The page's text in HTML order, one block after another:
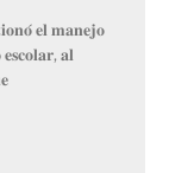
𝐞𝐥 𝐦𝐚𝐧𝐞𝐣𝐨
𝐚𝐥